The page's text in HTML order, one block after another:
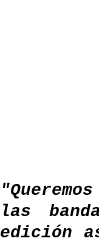
las
edición